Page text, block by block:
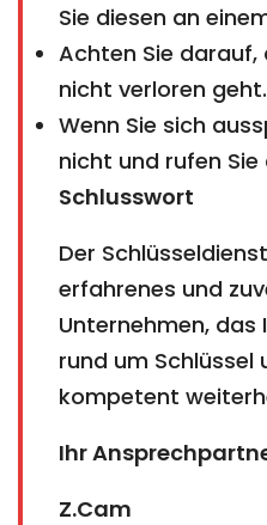
Sie diesen an
Achten Sie darauf,
nicht verloren geht.
Wenn Sie sich
nicht und rufen
Schlusswort
Der
erfahrenes und
Unternehmen, das
rund um Schlüssel
kompetent
Ihr
Z.Cam